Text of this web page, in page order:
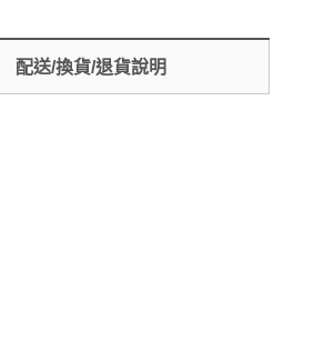
配送/換貨/退貨說明